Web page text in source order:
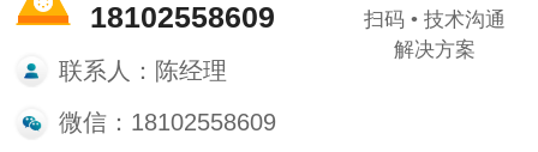
18102558609
联系人：陈经理
微信：18102558609
扫码 • 技术沟通
解决方案